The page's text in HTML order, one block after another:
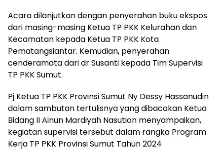
Acara dilanjutkan dengan penyerahan buku ekspos
dari masing-masing Ketua TP PKK Kelurahan dan
Kecamatan kepada Ketua TP PKK Kota
Pematangsiantar. Kemudian, penyerahan
cenderamata dari dr Susanti kepada Tim Supervisi
TP PKK Sumut.
Pj Ketua TP PKK Provinsi Sumut Ny Dessy Hassanudin
dalam sambutan tertulisnya yang dibacakan Ketua
Bidang II Ainun Mardiyah Nasution menyampaikan,
kegiatan supervisi tersebut dalam rangka Program
Kerja TP PKK Provinsi Sumut Tahun 2024